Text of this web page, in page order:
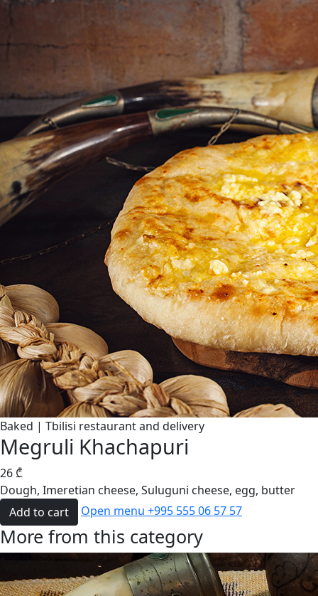
Baked | Tbilisi restaurant and delivery
Megruli Khachapuri
26₾
Dough, Imeretian cheese, Suluguni cheese, egg, butter
Add to cart
Open menu +995 555 06 57 57
More from this category